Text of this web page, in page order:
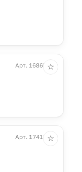
Арт. 16865.40
☆
Арт. 17418.10
☆